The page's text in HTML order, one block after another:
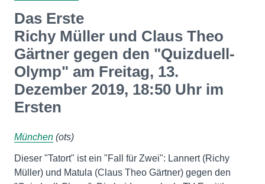
Das Erste
Richy Müller und Claus Theo
Gärtner gegen den "Quizduell-
Olymp" am Freitag, 13.
Dezember 2019, 18:50 Uhr im
Ersten
München (ots)
Dieser "Tatort" ist ein "Fall für Zwei": Lannert (Richy
Müller) und Matula (Claus Theo Gärtner) gegen den